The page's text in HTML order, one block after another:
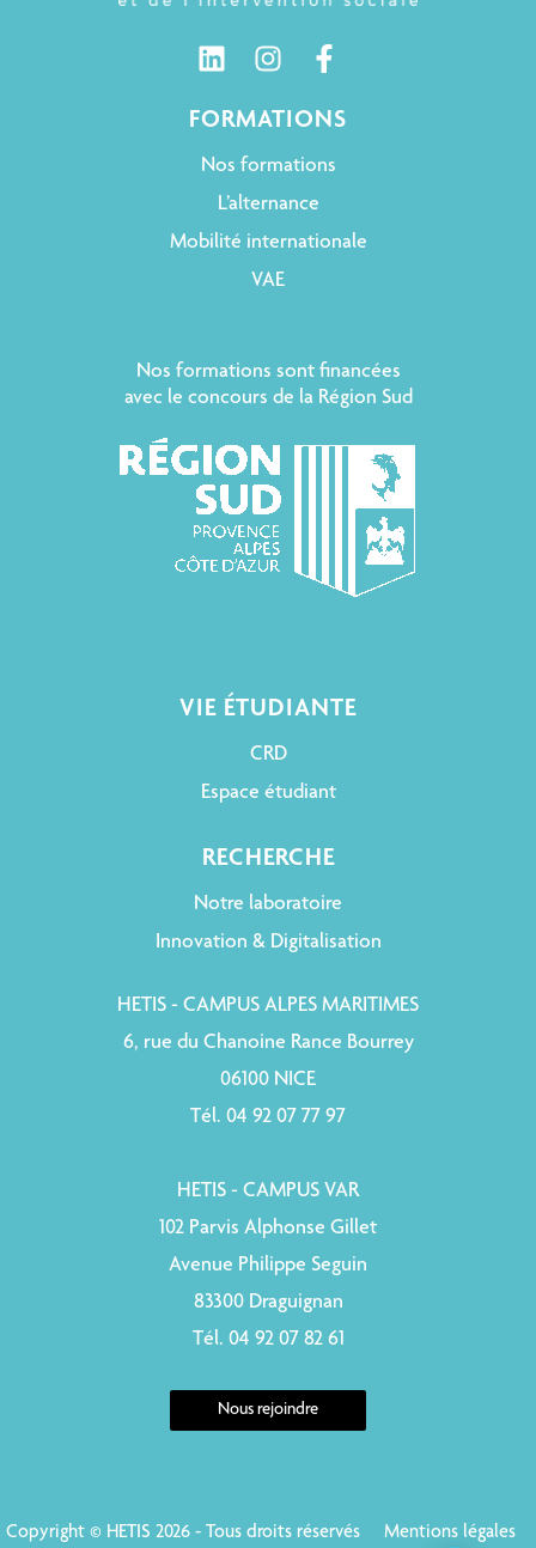
FORMATIONS
Nos formations
L’alternance
Mobilité internationale
VAE
Nos formations sont financées
avec le concours de la Région Sud
VIE ÉTUDIANTE
CRD
Espace étudiant
RECHERCHE
Notre laboratoire
Innovation & Digitalisation
HETIS - CAMPUS ALPES MARITIMES
6, rue du Chanoine Rance Bourrey
06100 NICE
Tél. 04 92 07 77 97
HETIS - CAMPUS VAR
102 Parvis Alphonse Gillet
Avenue Philippe Seguin
83300 Draguignan
Tél. 04 92 07 82 61
Nous rejoindre
Copyright © HETIS 2026 - Tous droits réservés Mentions légales